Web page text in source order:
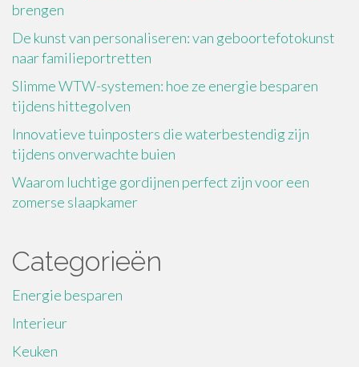
brengen
De kunst van personaliseren: van geboortefotokunst
naar familieportretten
Slimme WTW-systemen: hoe ze energie besparen
tijdens hittegolven
Innovatieve tuinposters die waterbestendig zijn
tijdens onverwachte buien
Waarom luchtige gordijnen perfect zijn voor een
zomerse slaapkamer
Categorieën
Energie besparen
Interieur
Keuken